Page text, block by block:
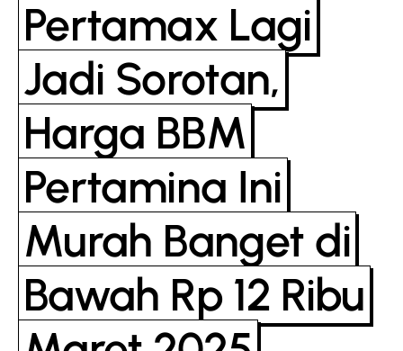
Pertamax Lagi
Jadi Sorotan,
Harga BBM
Pertamina Ini
Murah Banget di
Bawah Rp 12 Ribu